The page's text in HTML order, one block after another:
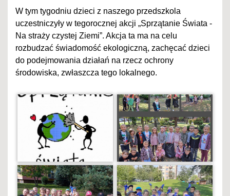
W tym tygodniu dzieci z naszego przedszkola
uczestniczyły w tegorocznej akcji „Sprzątanie Świata -
Na straży czystej Ziemi”. Akcja ta ma na celu
rozbudzać świadomość ekologiczną, zachęcać dzieci
do podejmowania działań na rzecz ochrony
środowiska, zwłaszcza tego lokalnego.